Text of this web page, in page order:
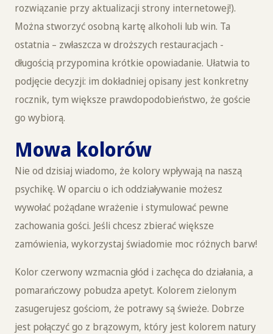
rozwiązanie przy aktualizacji strony internetowej!).
Można stworzyć osobną kartę alkoholi lub win. Ta
ostatnia – zwłaszcza w droższych restauracjach -
długością przypomina krótkie opowiadanie. Ułatwia to
podjęcie decyzji: im dokładniej opisany jest konkretny
rocznik, tym większe prawdopodobieństwo, że goście
go wybiorą.
Mowa kolorów
Nie od dzisiaj wiadomo, że kolory wpływają na naszą
psychikę. W oparciu o ich oddziaływanie możesz
wywołać pożądane wrażenie i stymulować pewne
zachowania gości. Jeśli chcesz zbierać większe
zamówienia, wykorzystaj świadomie moc różnych barw!
Kolor czerwony wzmacnia głód i zachęca do działania, a
pomarańczowy pobudza apetyt. Kolorem zielonym
zasugerujesz gościom, że potrawy są świeże. Dobrze
jest połączyć go z brązowym, który jest kolorem natury